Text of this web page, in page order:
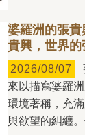
你每天都將寸
拚命賺錢，卻往
花錢。無止境
錢用在真正能
物上。我們混
舒適與過度、
小心，就從財
婆羅洲的張
貴興，世界的
2026/08/07
來以描寫婆羅
環境著稱，充
與欲望的糾纏